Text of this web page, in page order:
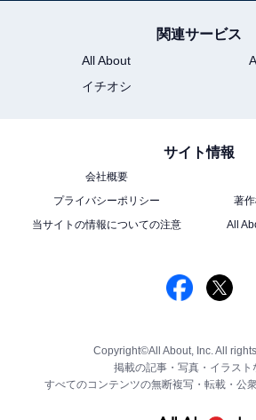
関連サービス
All About
イチオシ
サイト情報
会社概要
プライバシーポリシー
著
当サイトの情報についての注意
All
Copyright©All About, Inc. All
掲載の記事・写真・イラスト
すべてのコンテンツの無断複写・転載・公